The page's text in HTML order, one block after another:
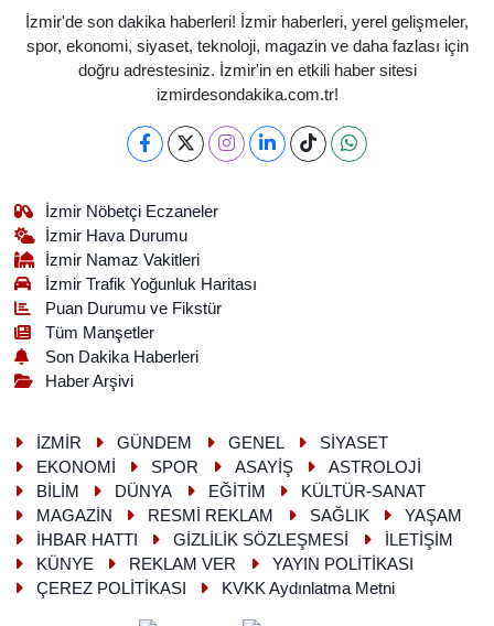
İzmir'de son dakika haberleri! İzmir haberleri, yerel gelişmeler,
spor, ekonomi, siyaset, teknoloji, magazin ve daha fazlası için
doğru adrestesiniz. İzmir'in en etkili haber sitesi
izmirdesondakika.com.tr!
İzmir Nöbetçi Eczaneler
İzmir Hava Durumu
İzmir Namaz Vakitleri
İzmir Trafik Yoğunluk Haritası
Puan Durumu ve Fikstür
Tüm Manşetler
Son Dakika Haberleri
Haber Arşivi
İZMİR GÜNDEM GENEL
SİYASET
EKONOMİ
SPOR ASAYİŞ
ASTROLOJİ
BİLİM
DÜNYA EĞİTİM
KÜLTÜR-SANAT
MAGAZİN
RESMİ REKLAM SAĞLIK
YAŞAM
İHBAR HATTI
GİZLİLİK SÖZLEŞMESİ
İLETİŞİM
KÜNYE
REKLAM VER
YAYIN POLİTİKASI
ÇEREZ POLİTİKASI
KVKK Aydınlatma Metni